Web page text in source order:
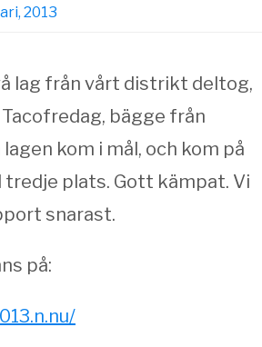
2013
lag från vårt distrikt deltog,
bägge från
kom i mål, och kom på
tredje plats. Gott kämpat. Vi
snarast.
på: